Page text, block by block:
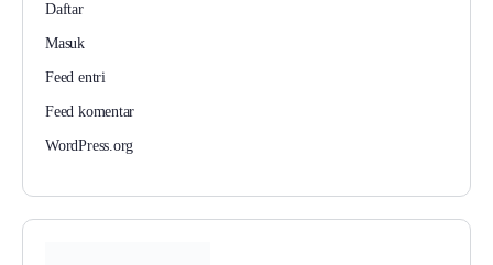
Daftar
Masuk
Feed entri
Feed komentar
WordPress.org